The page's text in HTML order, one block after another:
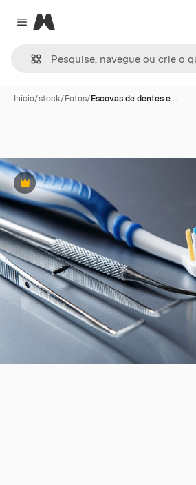
Close menu
Magnific
Início/stock/Fotos/Escovas de dentes e …
Premium